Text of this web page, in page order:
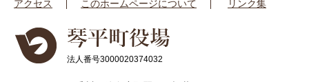
アクセス
このホームページについて リンク集
法人番号3000020374032